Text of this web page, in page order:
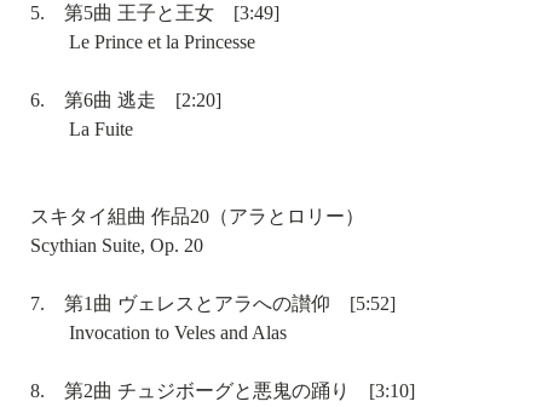
5. 第5曲 王子と王女 [3:49]
Le Prince et la Princesse
6. 第6曲 逃走 [2:20]
La Fuite
スキタイ組曲 作品20（アラとロリー）
Scythian Suite, Op. 20
7. 第1曲 ヴェレスとアラへの讃仰 [5:52]
Invocation to Veles and Alas
8. 第2曲 チュジボーグと悪鬼の踊り [3:10]